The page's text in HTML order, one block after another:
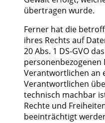
übertragen wurde.
Ferner hat die
ihres Rechts auf
20 Abs. 1 DS-GVO
Verantwortlichen an
Verantwortlichen
technisch machbar
Rechte und
beeinträchtigt